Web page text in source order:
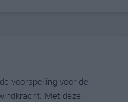
voorspelling voor de
Met deze